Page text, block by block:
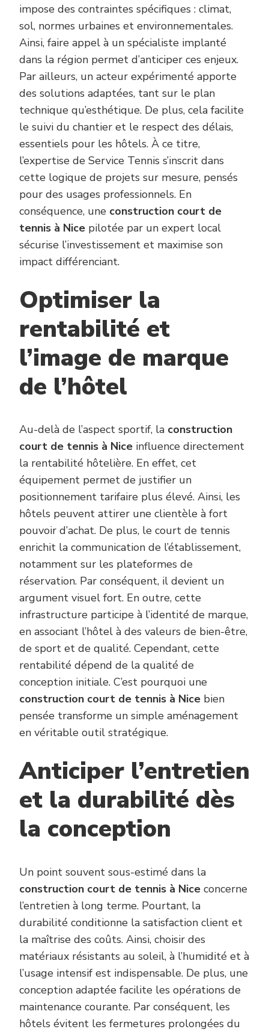
impose des contraintes spécifiques : climat,
sol, normes urbaines et environnementales.
Ainsi, faire appel à un spécialiste implanté
dans la région permet d’anticiper ces enjeux.
Par ailleurs, un acteur expérimenté apporte
des solutions adaptées, tant sur le plan
technique qu’esthétique. De plus, cela facilite
le suivi du chantier et le respect des délais,
essentiels pour les hôtels. À ce titre,
l’expertise de Service Tennis s’inscrit dans
cette logique de projets sur mesure, pensés
pour des usages professionnels. En
conséquence, une construction court de
tennis à Nice pilotée par un expert local
sécurise l’investissement et maximise son
impact différenciant.
Optimiser la
rentabilité et
l’image de marque
de l’hôtel
Au-delà de l’aspect sportif, la construction
court de tennis à Nice influence directement
la rentabilité hôtelière. En effet, cet
équipement permet de justifier un
positionnement tarifaire plus élevé. Ainsi, les
hôtels peuvent attirer une clientèle à fort
pouvoir d’achat. De plus, le court de tennis
enrichit la communication de l’établissement,
notamment sur les plateformes de
réservation. Par conséquent, il devient un
argument visuel fort. En outre, cette
infrastructure participe à l’identité de marque,
en associant l’hôtel à des valeurs de bien-être,
de sport et de qualité. Cependant, cette
rentabilité dépend de la qualité de
conception initiale. C’est pourquoi une
construction court de tennis à Nice bien
pensée transforme un simple aménagement
en véritable outil stratégique.
Anticiper l’entretien
et la durabilité dès
la conception
Un point souvent sous-estimé dans la
construction court de tennis à Nice concerne
l’entretien à long terme. Pourtant, la
durabilité conditionne la satisfaction client et
la maîtrise des coûts. Ainsi, choisir des
matériaux résistants au soleil, à l’humidité et à
l’usage intensif est indispensable. De plus, une
conception adaptée facilite les opérations de
maintenance courante. Par conséquent, les
hôtels évitent les fermetures prolongées du